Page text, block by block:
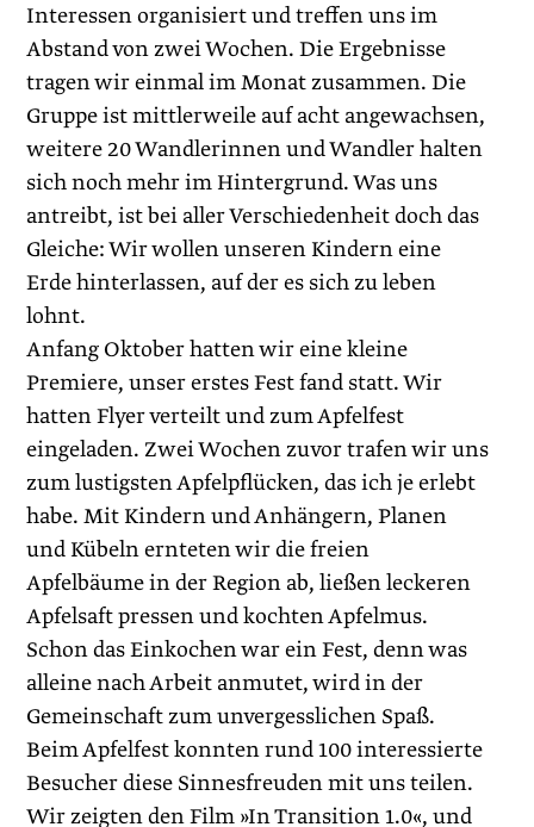
Interessen organisiert und treffen uns im
Abstand von zwei Wochen. Die Ergebnisse
tragen wir einmal im Monat zusammen. Die
Gruppe ist mittlerweile auf acht angewachsen,
weitere 20 Wandlerinnen und Wandler halten
sich noch mehr im Hintergrund. Was uns
antreibt, ist bei aller Verschiedenheit doch das
Gleiche: Wir wollen unseren Kindern eine
Erde hinterlassen, auf der es sich zu leben
lohnt.
Anfang Oktober hatten wir eine kleine
Premiere, unser erstes Fest fand statt. Wir
hatten Flyer verteilt und zum Apfelfest
eingeladen. Zwei Wochen zuvor trafen wir uns
zum lustigsten Apfelpflücken, das ich je erlebt
habe. Mit Kindern und Anhängern, Planen
und Kübeln ernteten wir die freien
Apfelbäume in der Region ab, ließen leckeren
Apfelsaft pressen und kochten Apfelmus.
Schon das Einkochen war ein Fest, denn was
alleine nach Arbeit anmutet, wird in der
Gemeinschaft zum unvergesslichen Spaß.
Beim Apfelfest konnten rund 100 inter­essierte
Besucher diese Sinnesfreuden mit uns teilen.
Wir zeigten den Film »In Transition 1.0«, und